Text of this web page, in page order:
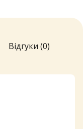
Відгуки (0)